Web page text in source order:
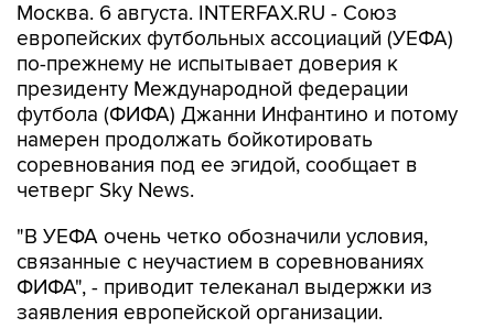
Москва. 6 августа. INTERFAX.RU - Союз
европейских футбольных ассоциаций (УЕФА)
по-прежнему не испытывает доверия к
президенту Международной федерации
футбола (ФИФА) Джанни Инфантино и потому
намерен продолжать бойкотировать
соревнования под ее эгидой, сообщает в
четверг Sky News.
"В УЕФА очень четко обозначили условия,
связанные с неучастием в соревнованиях
ФИФА", - приводит телеканал выдержки из
заявления европейской организации.